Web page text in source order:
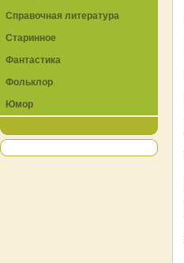
Справочная литература
Старинное
Фантастика
Фольклор
Юмор